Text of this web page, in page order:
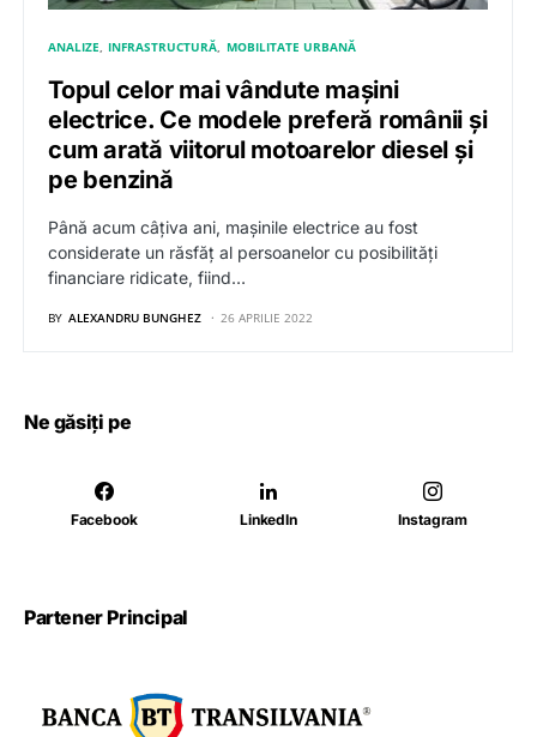
ANALIZE INFRASTRUCTURĂ MOBILITATE URBANĂ
Topul celor mai vândute mașini
electrice. Ce modele preferă românii și
cum arată viitorul motoarelor diesel și
pe benzină
Până acum câțiva ani, mașinile electrice au fost
considerate un răsfăț al persoanelor cu posibilități
financiare ridicate, fiind…
BY ALEXANDRU BUNGHEZ 26 APRILIE 2022
Ne găsiți pe
Facebook LinkedIn Instagram
Partener Principal